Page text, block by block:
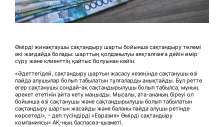
Өмірді жинақтаушы сақтандыру шарты бойынша сақтандыру төлемі
екі жағдайда болады: шарттың қолданылуы аяқталғанға дейін өмір
сүру және клиенттің қайтыс болуынан кейін.
«Әдеттегідей, сақтандыру шартын жасасу кезеңінде сақтанушы өзі
пайда алушылар болып табылатын тұлғаларды анықтайды. Бұл ретте
егер сақтанушы сондай-ақ сақтандырылушы болып табылса, мұның
әрекет ететінін айта кету маңызды. Мысалы, ата-ананың біреуі ол
бойынша өзі сақтанушы және сақтандырылушы болып табылатын
сақтандыру шартын жасайды және баланы пайда алушы ретінде
көрсетеді», - деп түсіндірді «Евразия» Өмірді сақтандыру
компаниясы» АҚ-ның баспасөз-қызметі.